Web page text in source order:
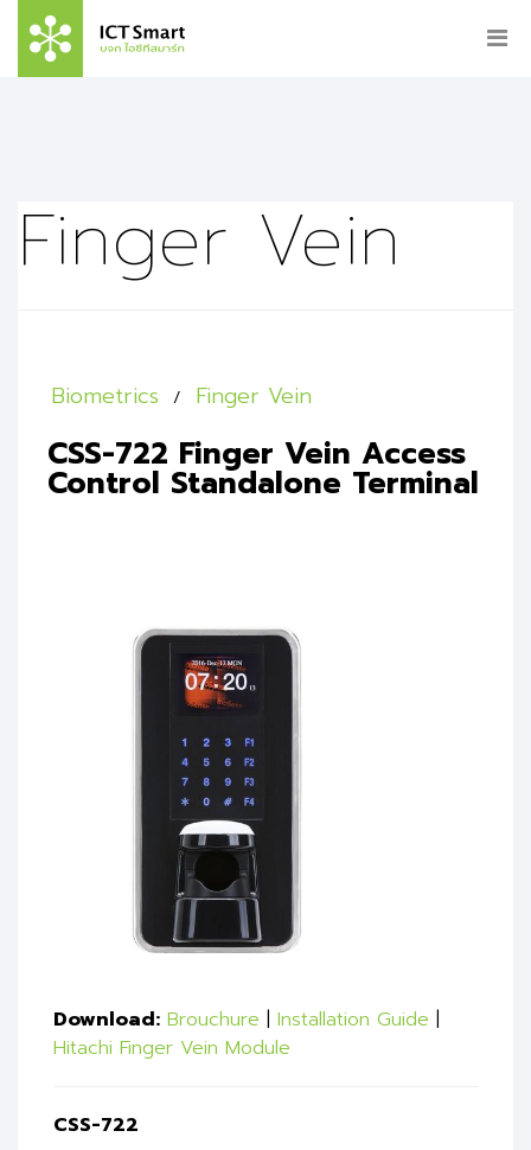
Finger Vein
Biometrics Finger Vein
CSS-722 Finger Vein Access
Control Standalone Terminal
Download: Brouchure | Installation Guide |
Hitachi Finger Vein Module
CSS-722